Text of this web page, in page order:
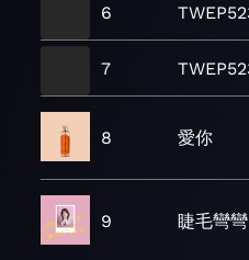
6
7
8 愛你
9 睫毛彎彎